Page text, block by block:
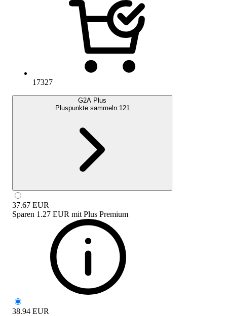
17327
G2A Plus
Pluspunkte sammeln:121
37.67 EUR
Sparen 1.27 EUR mit Plus Premium
38.94 EUR